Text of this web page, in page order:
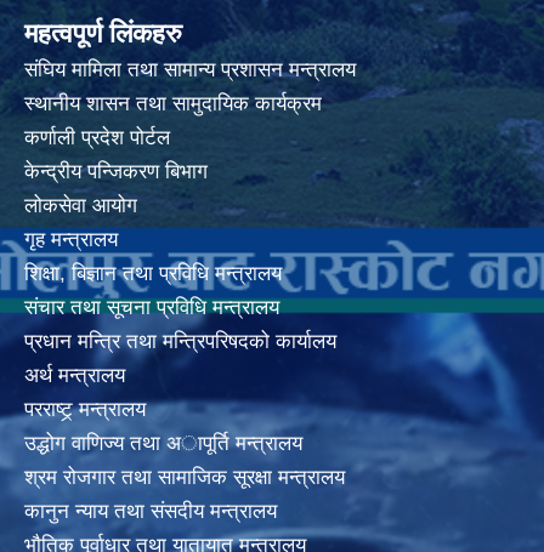
महत्वपूर्ण लिंकहरु
संघिय मामिला तथा सामान्य प्रशासन मन्त्रालय
स्थानीय शासन तथा सामुदायिक कार्यक्रम
कर्णाली प्रदेश पोर्टल
केन्द्रीय पन्जिकरण बिभाग
लोकसेवा आयोग
गृह मन्त्रालय
शिक्षा, बिज्ञान तथा प्रविधि मन्त्रालय
संचार तथा सूचना प्रविधि मन्त्रालय
प्रधान मन्त्रि तथा मन्त्रिपरिषदको कार्यालय
अर्थ मन्त्रालय
परराष्ट्र् मन्त्रालय
उद्धोग वाणिज्य तथा अापूर्ति मन्त्रालय
श्रम रोजगार तथा सामाजिक सूरक्षा मन्त्रालय
कानुन न्याय तथा संसदीय मन्त्रालय
भाैतिक पूर्वाधार तथा यातायात मन्त्रालय